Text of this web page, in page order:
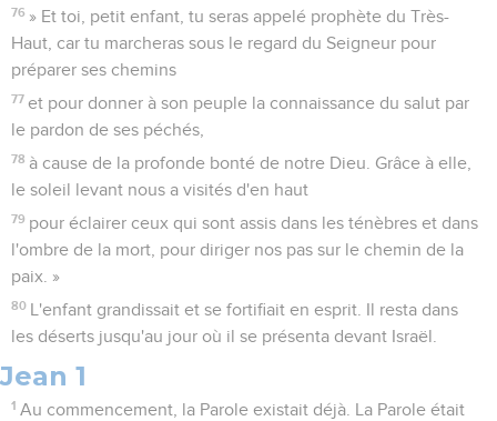
76 » Et toi, petit enfant, tu seras appelé prophète du Très-
Haut, car tu marcheras sous le regard du Seigneur pour
préparer ses chemins
77 et pour donner à son peuple la connaissance du salut par
le pardon de ses péchés,
78 à cause de la profonde bonté de notre Dieu. Grâce à elle,
le soleil levant nous a visités d'en haut
79 pour éclairer ceux qui sont assis dans les ténèbres et dans
l'ombre de la mort, pour diriger nos pas sur le chemin de la
paix. »
80 L'enfant grandissait et se fortifiait en esprit. Il resta dans
les déserts jusqu'au jour où il se présenta devant Israël.
Jean 1
1 Au commencement, la Parole existait déjà. La Parole était